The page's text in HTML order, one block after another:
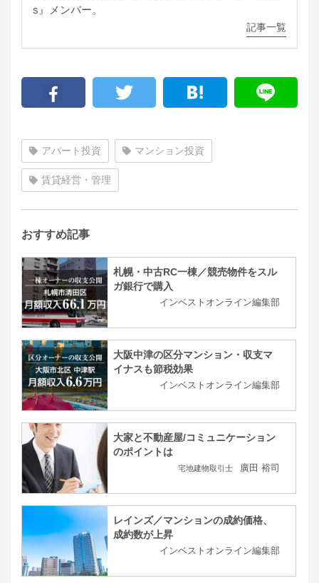
s』メンバー。
記事一覧
アパート投資 マンション投資
賃貸経営・管理
おすすめ記事
札幌・中古RC一棟／競売物件をスル
ガ銀行で購入
インベストオンライン編集部
大阪中津の区分マンション・収支マ
イナスも節税効果
インベストオンライン編集部
大家と不動産屋/コミュニケーション
のポイントは
宅地建物取引士 廣田 裕司
レインズ／マンションの成約価格、
成約数が上昇
インベストオンライン編集部